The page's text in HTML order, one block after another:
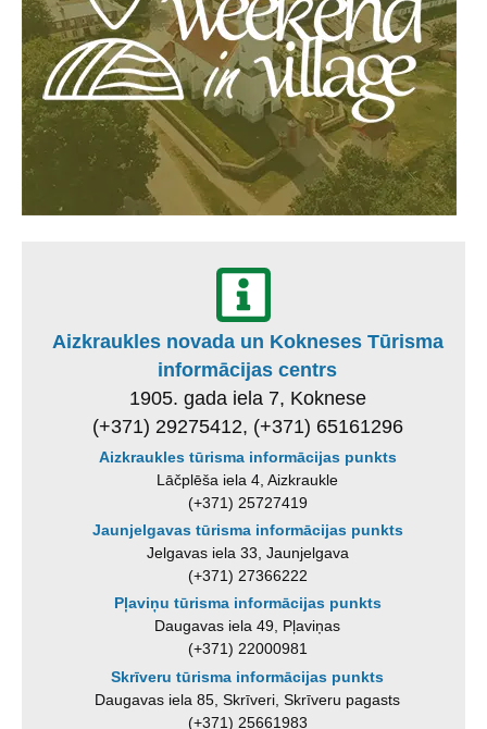
Aizkraukles novada un Kokneses Tūrisma
informācijas centrs
1905. gada iela 7, Koknese
(+371) 29275412, (+371) 65161296
Aizkraukles tūrisma informācijas punkts
Lāčplēša iela 4, Aizkraukle
(+371) 25727419
Jaunjelgavas tūrisma informācijas punkts
Jelgavas iela 33, Jaunjelgava
(+371) 27366222
Pļaviņu tūrisma informācijas punkts
Daugavas iela 49, Pļaviņas
(+371) 22000981
Skrīveru tūrisma informācijas punkts
Daugavas iela 85, Skrīveri, Skrīveru pagasts
(+371) 25661983